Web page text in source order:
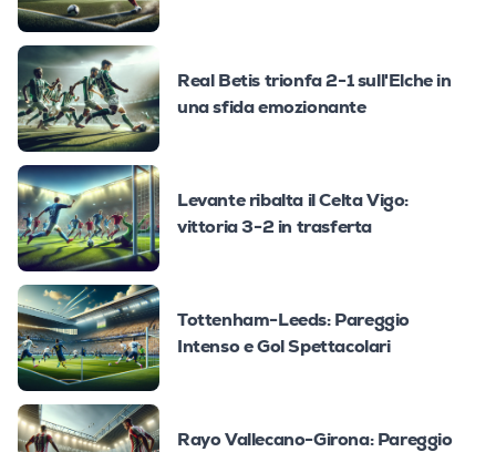
Real Betis trionfa 2-1 sull'Elche in
una sfida emozionante
Levante ribalta il Celta Vigo:
vittoria 3-2 in trasferta
Tottenham-Leeds: Pareggio
Intenso e Gol Spettacolari
Rayo Vallecano-Girona: Pareggio